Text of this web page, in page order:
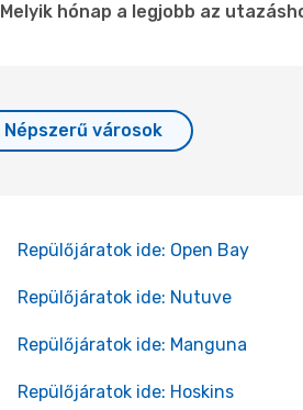
Melyik hónap a legjobb az
Népszerű városok
Repülőjáratok ide: Open Bay
Repülőjáratok ide: Nutuve
Repülőjáratok ide: Manguna
Repülőjáratok ide: Hoskins